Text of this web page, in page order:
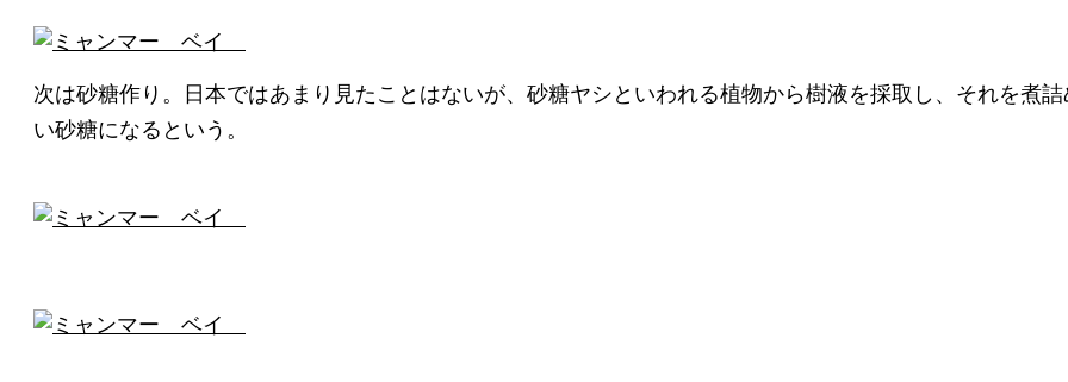
次は砂糖作り。日本ではあまり見たことはないが、砂糖ヤシといわれる植物から樹液を採取し、それを煮
い砂糖になるという。